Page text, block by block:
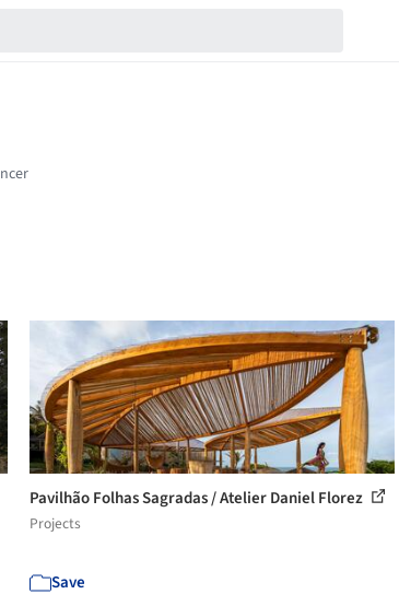
Pavilhão Folhas Sagradas / Atelier Daniel Florez
Projects
Save